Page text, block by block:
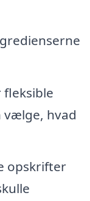
vælge, hvad
opskrifter